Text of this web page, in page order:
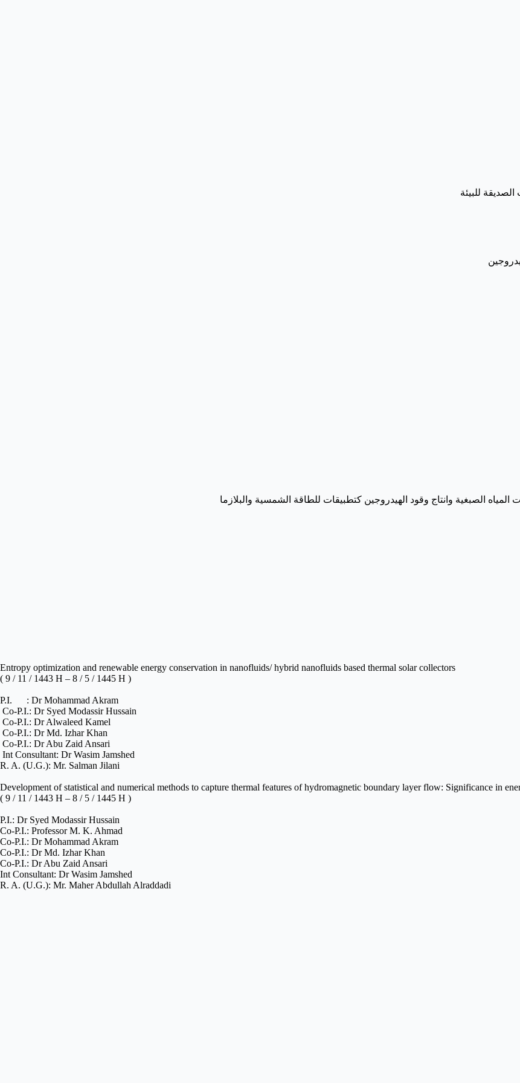
للبيئة
المياه الصبغية وانتاج وقود الهيدروجين كتطبيقات للطاقة الشمسية والبلازما
Entropy optimization and renewable energy conservation in nanofluids/ hybrid nanofluids based thermal solar collectors
( 9 / 11 / 1443 H – 8 / 5 / 1445 H )
P.I. : Dr Mohammad Akram
Co-P.I.: Dr Syed Modassir Hussain
Co-P.I.: Dr Alwaleed Kamel
Co-P.I.: Dr Md. Izhar Khan
Co-P.I.: Dr Abu Zaid Ansari
Int Consultant: Dr Wasim Jamshed
R. A. (U.G.): Mr. Salman Jilani
Development of statistical and numerical methods to capture thermal features of hydromagnetic boundary layer flow: Significance in
( 9 / 11 / 1443 H – 8 / 5 / 1445 H )
P.I.: Dr Syed Modassir Hussain
Co-P.I.: Professor M. K. Ahmad
Co-P.I.: Dr Mohammad Akram
Co-P.I.: Dr Md. Izhar Khan
Co-P.I.: Dr Abu Zaid Ansari
Int Consultant: Dr Wasim Jamshed
R. A. (U.G.): Mr. Maher Abdullah Alraddadi